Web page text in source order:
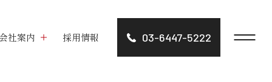
社案内 採用情報 03-6447-5222